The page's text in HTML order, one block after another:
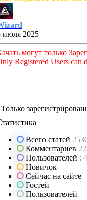
июля 2025
могут только
Registered Users can
Только
Всего статей
Комментариев
Пользователей :
Новичок
Сейчас на сайте
Гостей
Пользователей